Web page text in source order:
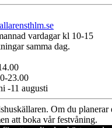
vardagar kl 10-15
samma dag.
23.00
-11 augusti
Om du planerar
att boka vår festvåning.